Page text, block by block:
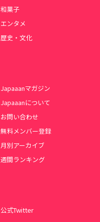
和菓子
エンタメ
歴史・文化
Japaaanマガジン
Japaaanについて
お問い合わせ
無料メンバー登録
月別アーカイブ
週間ランキング
公式Twitter